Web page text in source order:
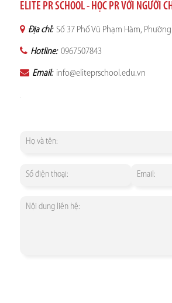
ELITE PR SCHOOL - HỌC PR VỚI NGƯỜI
Địa chỉ: Số 37 Phố Vũ Phạm Hàm, Phường
Hotline: 0967507843
Email: info@eliteprschool.edu.vn